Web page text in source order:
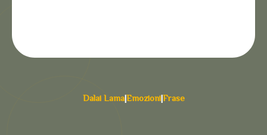
Dalai Lama|Emozioni|Frase